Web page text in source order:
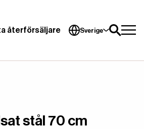
återförsäljare Sverige
stål 70 cm